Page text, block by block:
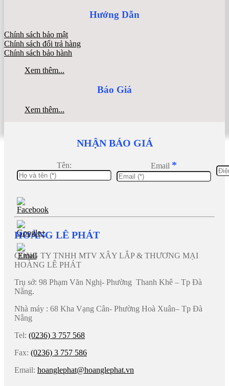
Hướng Dẫn
Chính sách bảo mật
Chính sách đổi trả hàng
Chính sách bảo hành
Xem thêm...
Báo Giá
Xem thêm...
NHẬN BÁO GIÁ
Tên: Email *
HOÀNG LÊ PHÁT
CÔNG TY TNHH MTV XÂY LẮP & THƯƠNG MẠI
HOÀNG LÊ PHÁT
Trụ sở: 98 Phạm Văn Nghị- Phường Thanh Khê – Tp Đà
Nẵng.
Nhà máy : 68 Kha Vạng Cân- Phường Hoà Xuân– Tp Đà
Nẵng
Tel: (0236) 3 757 568
Fax: (0236) 3 757 586
Email: hoanglephat@hoanglephat.vn